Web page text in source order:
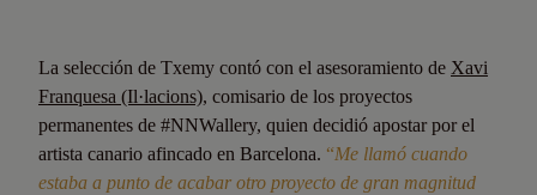
La selección de Txemy contó con el asesoramiento de Xavi
Franquesa (Il·lacions), comisario de los proyectos
permanentes de #NNWallery, quien decidió apostar por el
artista canario afincado en Barcelona. “Me llamó cuando
estaba a punto de acabar otro proyecto de gran magnitud